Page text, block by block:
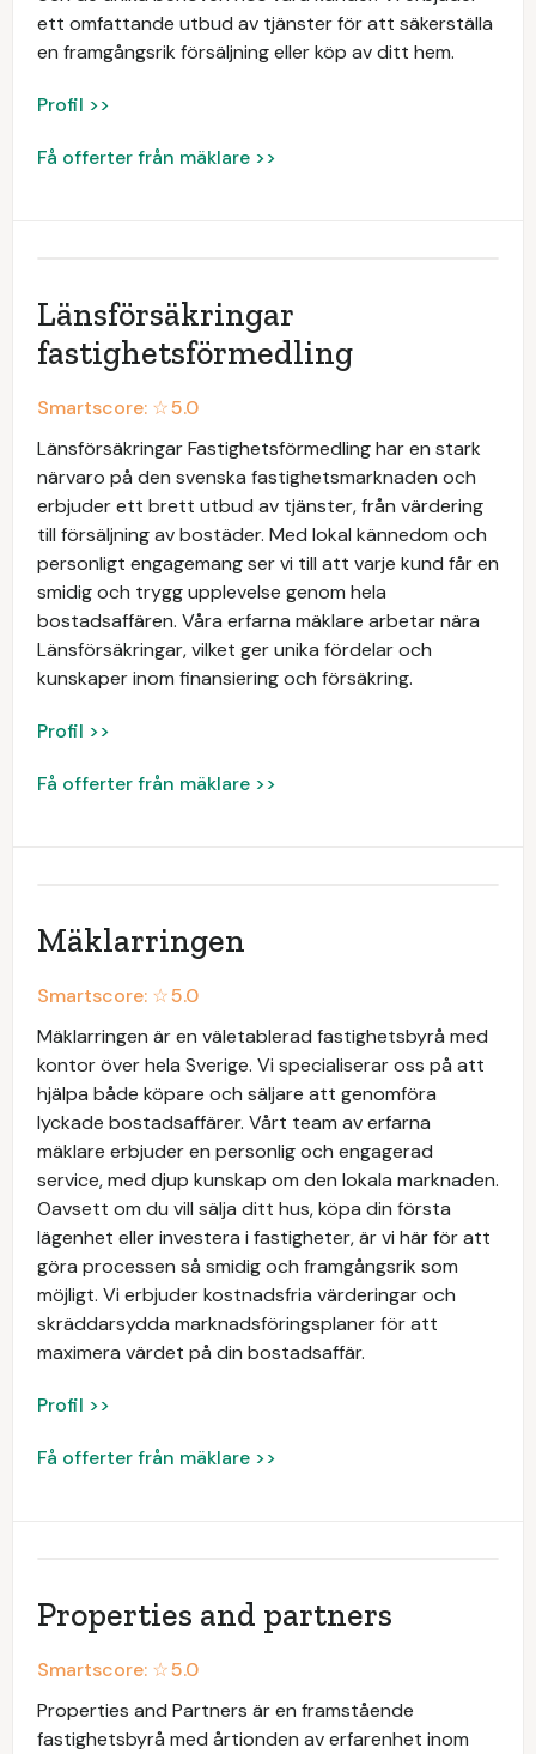
ett omfattande utbud av tjänster för att säkerställa
en framgångsrik försäljning eller köp av ditt hem.
Profil >>
Få offerter från mäklare >>
Länsförsäkringar
fastighetsförmedling
Smartscore: ☆5.0
Länsförsäkringar Fastighetsförmedling har en stark
närvaro på den svenska fastighetsmarknaden och
erbjuder ett brett utbud av tjänster, från värdering
till försäljning av bostäder. Med lokal kännedom och
personligt engagemang ser vi till att varje kund får en
smidig och trygg upplevelse genom hela
bostadsaffären. Våra erfarna mäklare arbetar nära
Länsförsäkringar, vilket ger unika fördelar och
kunskaper inom finansiering och försäkring.
Profil >>
Få offerter från mäklare >>
Mäklarringen
Smartscore: ☆5.0
Mäklarringen är en väletablerad fastighetsbyrå med
kontor över hela Sverige. Vi specialiserar oss på att
hjälpa både köpare och säljare att genomföra
lyckade bostadsaffärer. Vårt team av erfarna
mäklare erbjuder en personlig och engagerad
service, med djup kunskap om den lokala marknaden.
Oavsett om du vill sälja ditt hus, köpa din första
lägenhet eller investera i fastigheter, är vi här för att
göra processen så smidig och framgångsrik som
möjligt. Vi erbjuder kostnadsfria värderingar och
skräddarsydda marknadsföringsplaner för att
maximera värdet på din bostadsaffär.
Profil >>
Få offerter från mäklare >>
Properties and partners
Smartscore: ☆5.0
Properties and Partners är en framstående
fastighetsbyrå med årtionden av erfarenhet inom